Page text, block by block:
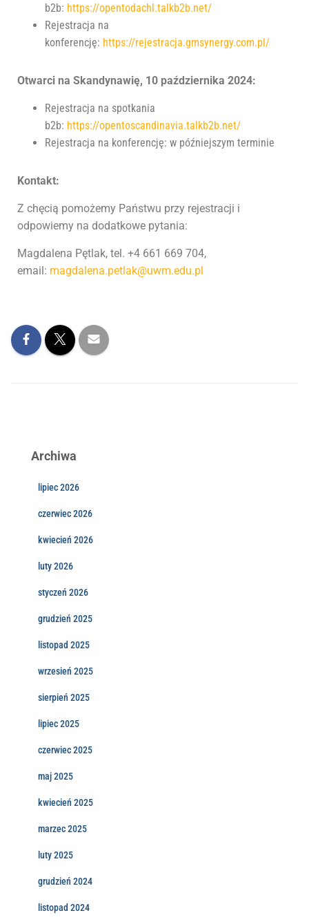
b2b: https://opentodachl.talkb2b.net/
Rejestracja na
konferencję: https://rejestracja.gmsynergy.com.pl/
Otwarci na Skandynawię, 10 października 2024:
Rejestracja na spotkania
b2b: https://opentoscandinavia.talkb2b.net/
Rejestracja na konferencję: w późniejszym terminie
Kontakt:
Z chęcią pomożemy Państwu przy rejestracji i
odpowiemy na dodatkowe pytania:
Magdalena Pętlak, tel. +4 661 669 704,
email: magdalena.petlak@uwm.edu.pl
Archiwa
lipiec 2026
czerwiec 2026
kwiecień 2026
luty 2026
styczeń 2026
grudzień 2025
listopad 2025
wrzesień 2025
sierpień 2025
lipiec 2025
czerwiec 2025
maj 2025
kwiecień 2025
marzec 2025
luty 2025
grudzień 2024
listopad 2024